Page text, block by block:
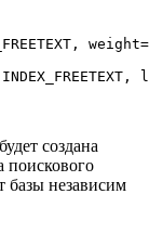
создана
поискового
независим